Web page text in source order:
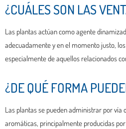
¿CUÁLES SON LAS
Las plantas actúan como agente
adecuadamente y en el momento justo,
especialmente de aquellos relacionados
¿DE QUÉ FORMA
Las plantas se pueden administrar por vía
aromáticas, principalmente producidas